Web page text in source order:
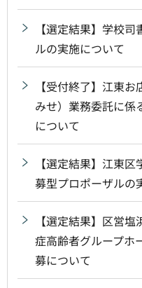
【選定結果】学校
ルの実施について
【受付終了】江東
みせ）業務委託に係
について
【選定結果】江東
募型プロポーザルの
【選定結果】区営
症高齢者グループホ
募について